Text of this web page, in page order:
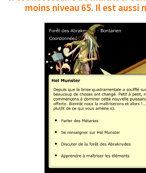
moins niveau 65. Il est aussi